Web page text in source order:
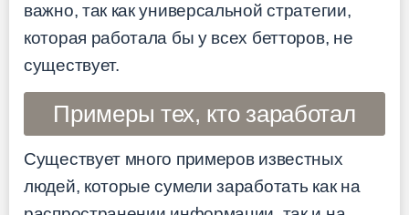
важно, так как универсальной стратегии,
которая работала бы у всех бетторов, не
существует.
Примеры тех, кто заработал
Существует много примеров известных
людей, которые сумели заработать как на